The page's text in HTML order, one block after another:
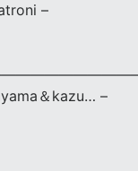
–
＆kazu… –